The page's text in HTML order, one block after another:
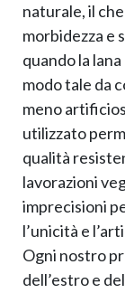
naturale, il
morbidezza e
quando la
modo tale da
meno
utilizzato
qualità
lavorazioni
imprecisioni
l’unicità e
Ogni nostro
dell’estro e